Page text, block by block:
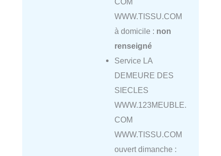
WWW.TISSU.COM
à domicile : non
renseigné
Service LA
DEMEURE DES
SIECLES
WWW.123MEUBLE.
COM
WWW.TISSU.COM
ouvert dimanche :